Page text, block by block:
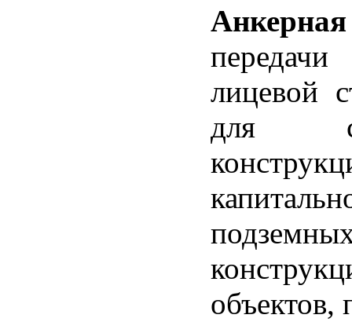
лицевой
для
объектов,